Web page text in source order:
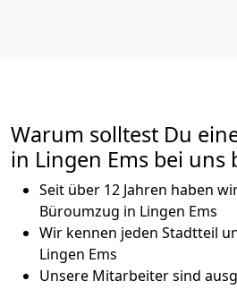
Warum solltest Du
in Lingen Ems bei uns
Seit über 12 Jahren haben
Büroumzug in Lingen Ems
Wir kennen jeden Stadtteil
Lingen Ems
Unsere Mitarbeiter sind